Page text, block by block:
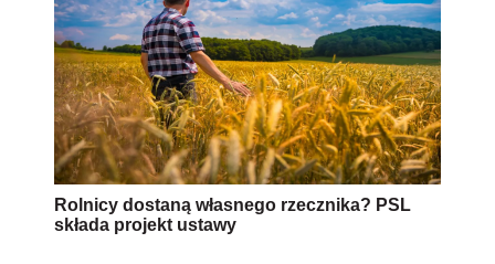
Rolnicy dostaną własnego rzecznika? PSL
składa projekt ustawy